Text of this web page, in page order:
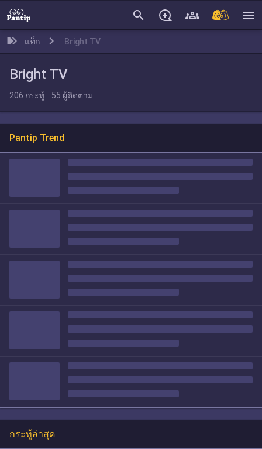
search menu
แท็ก Bright TV
Bright TV
206 กระทู้ 55 ผู้ติดตาม
Pantip Trend
กระทู้ล่าสุด